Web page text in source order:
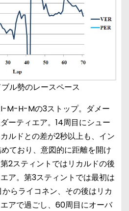
ル勢のレースペース
I-M-H-Mの3ストップ。ダメー
ーティエア。14周目にシュー
ルドとの差が2秒以上も、イン
ており、意図的に距離を開け
2スティントではリカルドの後
ア。第3スティントでは最初は
らライコネン、その後はリカ
アで過ごし、60周目にオーバ